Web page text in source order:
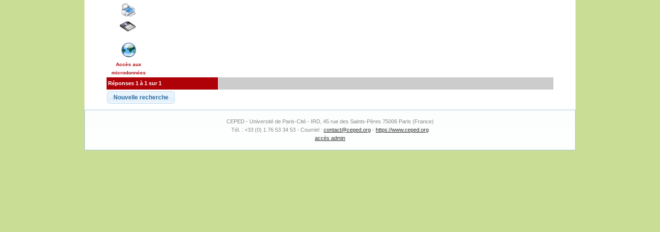
Accès aux
microdonnées
Réponses 1 à 1 sur 1
CEPED - Université de Paris-Cité - IRD, 45 rue des Saints-Pères 75006 Paris (France)
Tél. : +33 (0) 1 76 53 34 53 - Courriel : contact@ceped.org - https://www.ceped.org
accès admin